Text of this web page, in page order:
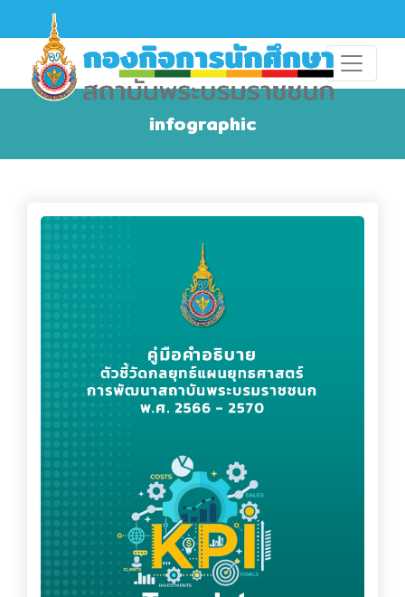
infographic